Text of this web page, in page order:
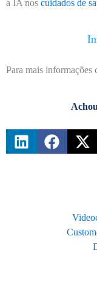
a IA nos cuidados de
Para mais informações